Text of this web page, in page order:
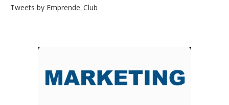
Tweets by Emprende_Club